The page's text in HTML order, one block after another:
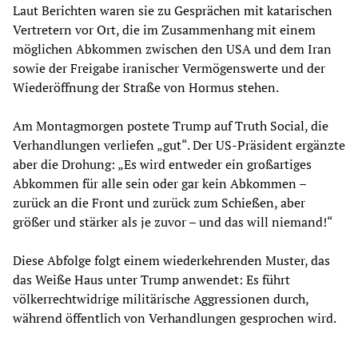
Laut Berichten waren sie zu Gesprächen mit katarischen
Vertretern vor Ort, die im Zusammenhang mit einem
möglichen Abkommen zwischen den USA und dem Iran
sowie der Freigabe iranischer Vermögenswerte und der
Wiederöffnung der Straße von Hormus stehen.
Am Montagmorgen postete Trump auf Truth Social, die
Verhandlungen verliefen „gut“. Der US-Präsident ergänzte
aber die Drohung: „Es wird entweder ein großartiges
Abkommen für alle sein oder gar kein Abkommen –
zurück an die Front und zurück zum Schießen, aber
größer und stärker als je zuvor – und das will niemand!“
Diese Abfolge folgt einem wiederkehrenden Muster, das
das Weiße Haus unter Trump anwendet: Es führt
völkerrechtwidrige militärische Aggressionen durch,
während öffentlich von Verhandlungen gesprochen wird.